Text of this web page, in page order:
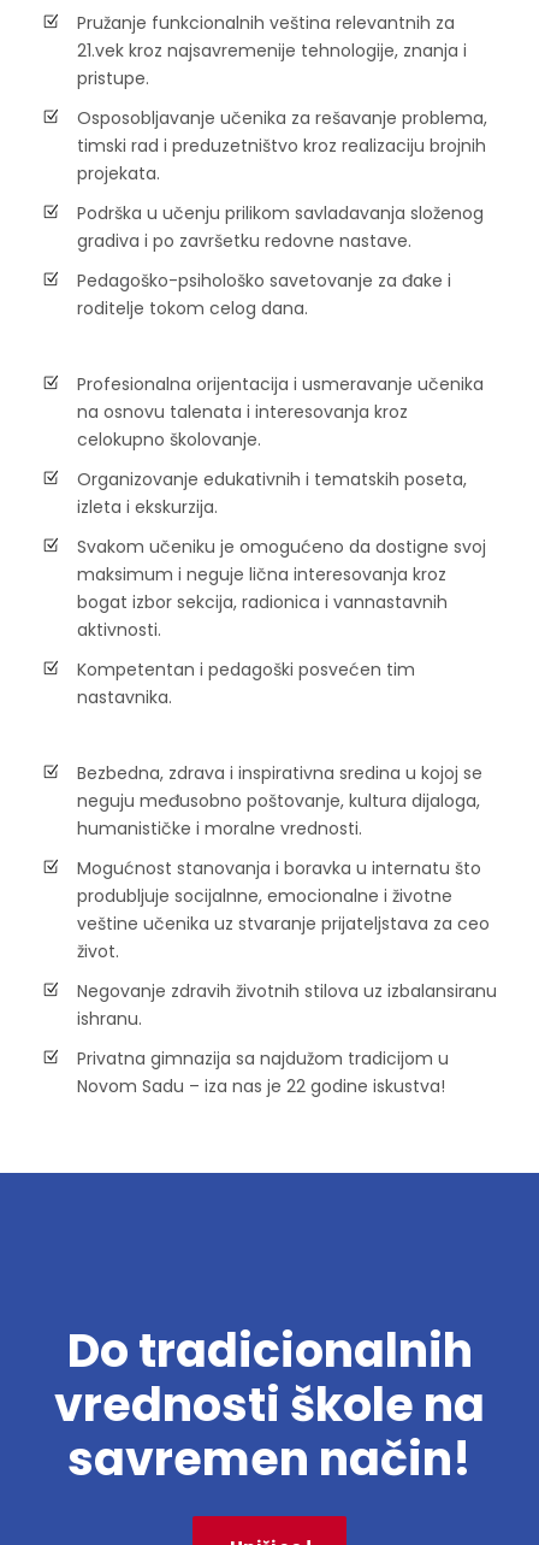
Pružanje funkcionalnih veština relevantnih za
21.vek kroz najsavremenije tehnologije, znanja i
pristupe.
Osposobljavanje učenika za rešavanje problema,
timski rad i preduzetništvo kroz realizaciju brojnih
projekata.
Podrška u učenju prilikom savladavanja složenog
gradiva i po završetku redovne nastave.
Pedagoško-psihološko savetovanje za đake i
roditelje tokom celog dana.
Profesionalna orijentacija i usmeravanje učenika
na osnovu talenata i interesovanja kroz
celokupno školovanje.
Organizovanje edukativnih i tematskih poseta,
izleta i ekskurzija.
Svakom učeniku je omogućeno da dostigne svoj
maksimum i neguje lična interesovanja kroz
bogat izbor sekcija, radionica i vannastavnih
aktivnosti.
Kompetentan i pedagoški posvećen tim
nastavnika.
Bezbedna, zdrava i inspirativna sredina u kojoj se
neguju međusobno poštovanje, kultura dijaloga,
humanističke i moralne vrednosti.
Mogućnost stanovanja i boravka u internatu što
produbljuje socijalnne, emocionalne i životne
veštine učenika uz stvaranje prijateljstava za ceo
život.
Negovanje zdravih životnih stilova uz izbalansiranu
ishranu.
Privatna gimnazija sa najdužom tradicijom u
Novom Sadu – iza nas je 22 godine iskustva!
Do tradicionalnih
vrednosti škole na
savremen način!